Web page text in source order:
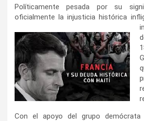
Políticamente pesada por su
oficialmente la injusticia histórica
Con el apoyo del grupo demócrata